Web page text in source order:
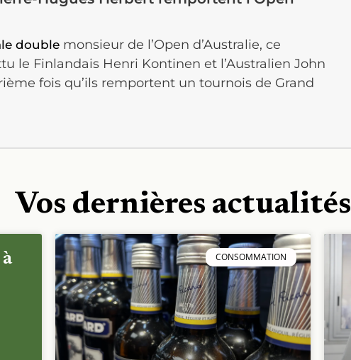
double monsieur de l’Open d’Australie, ce
le Finlandais Henri Kontinen et l’Australien John
fois qu’ils remportent un tournois de Grand
Vos dernières actualités
CONSOMMATION